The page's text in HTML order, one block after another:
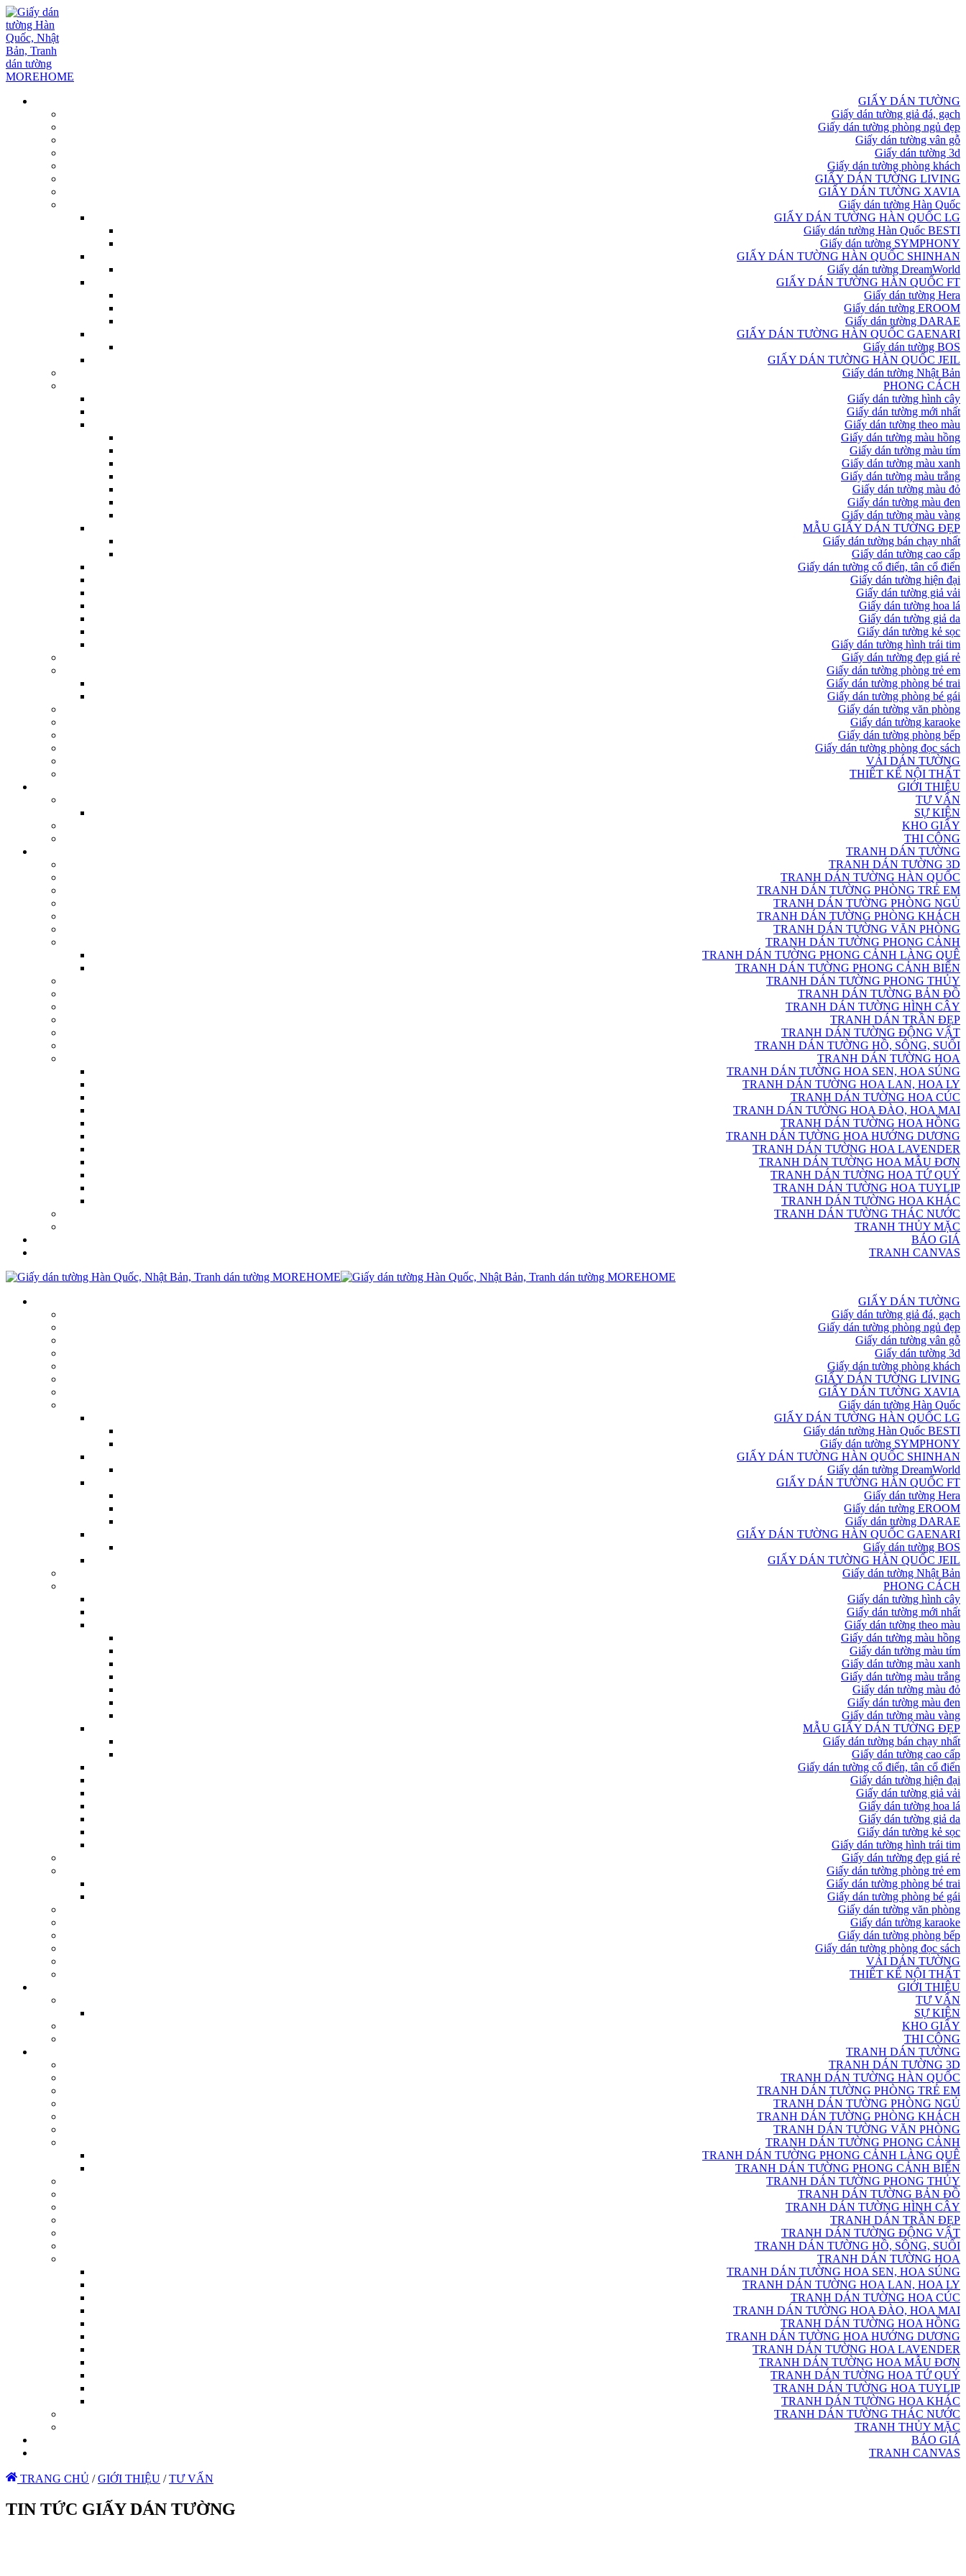
GIẤY DÁN TƯỜNG
Giấy dán tường giả đá, gạch
Giấy dán tường phòng ngủ đẹp
Giấy dán tường vân gỗ
Giấy dán tường 3d
Giấy dán tường phòng khách
GIẤY DÁN TƯỜNG LIVING
GIẤY DÁN TƯỜNG XAVIA
Giấy dán tường Hàn Quốc
GIẤY DÁN TƯỜNG HÀN QUỐC LG
Giấy dán tường Hàn Quốc BESTI
Giấy dán tường SYMPHONY
GIẤY DÁN TƯỜNG HÀN QUỐC SHINHAN
Giấy dán tường DreamWorld
GIẤY DÁN TƯỜNG HÀN QUỐC FT
Giấy dán tường Hera
Giấy dán tường EROOM
Giấy dán tường DARAE
GIẤY DÁN TƯỜNG HÀN QUỐC GAENARI
Giấy dán tường BOS
GIẤY DÁN TƯỜNG HÀN QUỐC JEIL
Giấy dán tường Nhật Bản
PHONG CÁCH
Giấy dán tường hình cây
Giấy dán tường mới nhất
Giấy dán tường theo màu
Giấy dán tường màu hồng
Giấy dán tường màu tím
Giấy dán tường màu xanh
Giấy dán tường màu trắng
Giấy dán tường màu đỏ
Giấy dán tường màu đen
Giấy dán tường màu vàng
MẪU GIẤY DÁN TƯỜNG ĐẸP
Giấy dán tường bán chạy nhất
Giấy dán tường cao cấp
Giấy dán tường cổ điển, tân cổ điển
Giấy dán tường hiện đại
Giấy dán tường giả vải
Giấy dán tường hoa lá
Giấy dán tường giả da
Giấy dán tường kẻ sọc
Giấy dán tường hình trái tim
Giấy dán tường đẹp giá rẻ
Giấy dán tường phòng trẻ em
Giấy dán tường phòng bé trai
Giấy dán tường phòng bé gái
Giấy dán tường văn phòng
Giấy dán tường karaoke
Giấy dán tường phòng bếp
Giấy dán tường phòng đọc sách
VẢI DÁN TƯỜNG
THIẾT KẾ NỘI THẤT
GIỚI THIỆU
TƯ VẤN
SỰ KIỆN
KHO GIẤY
THI CÔNG
TRANH DÁN TƯỜNG
TRANH DÁN TƯỜNG 3D
TRANH DÁN TƯỜNG HÀN QUỐC
TRANH DÁN TƯỜNG PHÒNG TRẺ EM
TRANH DÁN TƯỜNG PHÒNG NGỦ
TRANH DÁN TƯỜNG PHÒNG KHÁCH
TRANH DÁN TƯỜNG VĂN PHÒNG
TRANH DÁN TƯỜNG PHONG CẢNH
TRANH DÁN TƯỜNG PHONG CẢNH LÀNG QUÊ
TRANH DÁN TƯỜNG PHONG CẢNH BIỂN
TRANH DÁN TƯỜNG PHONG THỦY
TRANH DÁN TƯỜNG BẢN ĐỒ
TRANH DÁN TƯỜNG HÌNH CÂY
TRANH DÁN TRẦN ĐẸP
TRANH DÁN TƯỜNG ĐỘNG VẬT
TRANH DÁN TƯỜNG HỒ, SÔNG, SUỐI
TRANH DÁN TƯỜNG HOA
TRANH DÁN TƯỜNG HOA SEN, HOA SÚNG
TRANH DÁN TƯỜNG HOA LAN, HOA LY
TRANH DÁN TƯỜNG HOA CÚC
TRANH DÁN TƯỜNG HOA ĐÀO, HOA MAI
TRANH DÁN TƯỜNG HOA HỒNG
TRANH DÁN TƯỜNG HOA HƯỚNG DƯƠNG
TRANH DÁN TƯỜNG HOA LAVENDER
TRANH DÁN TƯỜNG HOA MẪU ĐƠN
TRANH DÁN TƯỜNG HOA TỨ QUÝ
TRANH DÁN TƯỜNG HOA TUYLIP
TRANH DÁN TƯỜNG HOA KHÁC
TRANH DÁN TƯỜNG THÁC NƯỚC
TRANH THỦY MẶC
BÁO GIÁ
TRANH CANVAS
GIẤY DÁN TƯỜNG
Giấy dán tường giả đá, gạch
Giấy dán tường phòng ngủ đẹp
Giấy dán tường vân gỗ
Giấy dán tường 3d
Giấy dán tường phòng khách
GIẤY DÁN TƯỜNG LIVING
GIẤY DÁN TƯỜNG XAVIA
Giấy dán tường Hàn Quốc
GIẤY DÁN TƯỜNG HÀN QUỐC LG
Giấy dán tường Hàn Quốc BESTI
Giấy dán tường SYMPHONY
GIẤY DÁN TƯỜNG HÀN QUỐC SHINHAN
Giấy dán tường DreamWorld
GIẤY DÁN TƯỜNG HÀN QUỐC FT
Giấy dán tường Hera
Giấy dán tường EROOM
Giấy dán tường DARAE
GIẤY DÁN TƯỜNG HÀN QUỐC GAENARI
Giấy dán tường BOS
GIẤY DÁN TƯỜNG HÀN QUỐC JEIL
Giấy dán tường Nhật Bản
PHONG CÁCH
Giấy dán tường hình cây
Giấy dán tường mới nhất
Giấy dán tường theo màu
Giấy dán tường màu hồng
Giấy dán tường màu tím
Giấy dán tường màu xanh
Giấy dán tường màu trắng
Giấy dán tường màu đỏ
Giấy dán tường màu đen
Giấy dán tường màu vàng
MẪU GIẤY DÁN TƯỜNG ĐẸP
Giấy dán tường bán chạy nhất
Giấy dán tường cao cấp
Giấy dán tường cổ điển, tân cổ điển
Giấy dán tường hiện đại
Giấy dán tường giả vải
Giấy dán tường hoa lá
Giấy dán tường giả da
Giấy dán tường kẻ sọc
Giấy dán tường hình trái tim
Giấy dán tường đẹp giá rẻ
Giấy dán tường phòng trẻ em
Giấy dán tường phòng bé trai
Giấy dán tường phòng bé gái
Giấy dán tường văn phòng
Giấy dán tường karaoke
Giấy dán tường phòng bếp
Giấy dán tường phòng đọc sách
VẢI DÁN TƯỜNG
THIẾT KẾ NỘI THẤT
GIỚI THIỆU
TƯ VẤN
SỰ KIỆN
KHO GIẤY
THI CÔNG
TRANH DÁN TƯỜNG
TRANH DÁN TƯỜNG 3D
TRANH DÁN TƯỜNG HÀN QUỐC
TRANH DÁN TƯỜNG PHÒNG TRẺ EM
TRANH DÁN TƯỜNG PHÒNG NGỦ
TRANH DÁN TƯỜNG PHÒNG KHÁCH
TRANH DÁN TƯỜNG VĂN PHÒNG
TRANH DÁN TƯỜNG PHONG CẢNH
TRANH DÁN TƯỜNG PHONG CẢNH LÀNG QUÊ
TRANH DÁN TƯỜNG PHONG CẢNH BIỂN
TRANH DÁN TƯỜNG PHONG THỦY
TRANH DÁN TƯỜNG BẢN ĐỒ
TRANH DÁN TƯỜNG HÌNH CÂY
TRANH DÁN TRẦN ĐẸP
TRANH DÁN TƯỜNG ĐỘNG VẬT
TRANH DÁN TƯỜNG HỒ, SÔNG, SUỐI
TRANH DÁN TƯỜNG HOA
TRANH DÁN TƯỜNG HOA SEN, HOA SÚNG
TRANH DÁN TƯỜNG HOA LAN, HOA LY
TRANH DÁN TƯỜNG HOA CÚC
TRANH DÁN TƯỜNG HOA ĐÀO, HOA MAI
TRANH DÁN TƯỜNG HOA HỒNG
TRANH DÁN TƯỜNG HOA HƯỚNG DƯƠNG
TRANH DÁN TƯỜNG HOA LAVENDER
TRANH DÁN TƯỜNG HOA MẪU ĐƠN
TRANH DÁN TƯỜNG HOA TỨ QUÝ
TRANH DÁN TƯỜNG HOA TUYLIP
TRANH DÁN TƯỜNG HOA KHÁC
TRANH DÁN TƯỜNG THÁC NƯỚC
TRANH THỦY MẶC
BÁO GIÁ
TRANH CANVAS
TRANG CHỦ / GIỚI THIỆU / TƯ VẤN
TIN TỨC GIẤY DÁN TƯỜNG